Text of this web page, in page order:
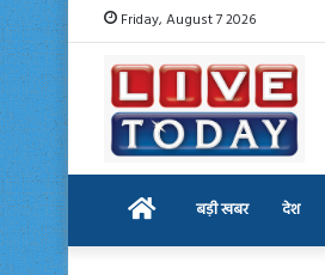
Friday, August 7 2026
Home बड़ी खबर देश